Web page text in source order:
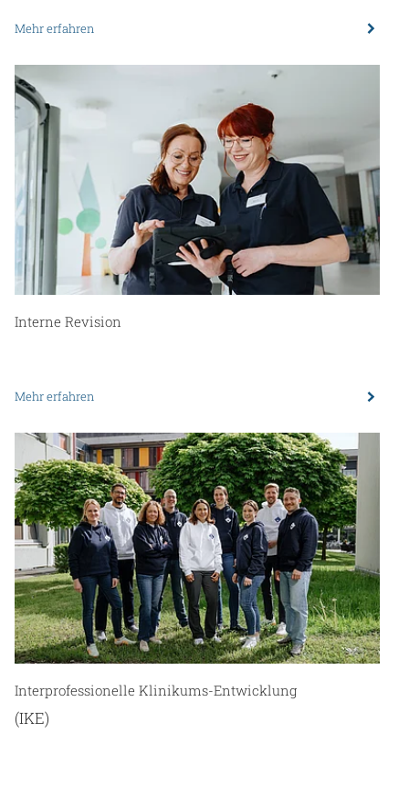
Mehr erfahren
Interne Revision
Mehr erfahren
Interprofessionelle Klinikums-Entwicklung
(IKE)